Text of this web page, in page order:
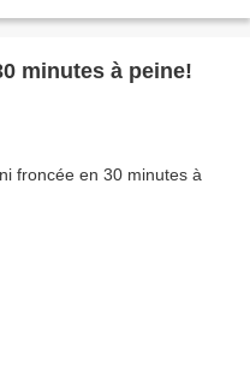
minutes à peine!